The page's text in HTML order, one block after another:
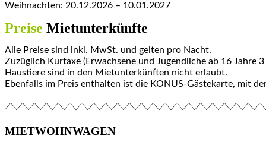
Weihnachten: 20.12.2026 – 10.01.2027
Preise Mietunterkünfte
Alle Preise sind inkl. MwSt. und gelten pro Nacht.
Zuzüglich Kurtaxe (Erwachsene und Jugendliche ab 16 Jahre
Haustiere sind in den Mietunterkünften nicht erlaubt.
Ebenfalls im Preis enthalten ist die KONUS-Gästekarte, mit
MIETWOHNWAGEN